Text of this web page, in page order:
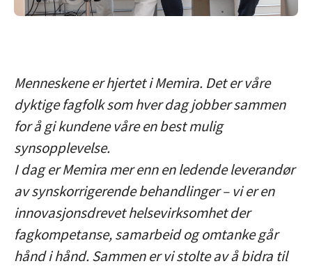
Menneskene er hjertet i Memira. Det er våre
dyktige fagfolk som hver dag jobber sammen
for å gi kundene våre en best mulig
synsopplevelse.
I dag er Memira mer enn en ledende leverandør
av synskorrigerende behandlinger – vi er en
innovasjonsdrevet helsevirksomhet der
fagkompetanse, samarbeid og omtanke går
hånd i hånd. Sammen er vi stolte av å bidra til